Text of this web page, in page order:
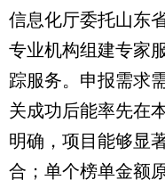
信息化厅委托山东
专业机构组建专家
踪服务。申报需求
关成功后能率先在
明确，项目能够显
合；单个榜单金额